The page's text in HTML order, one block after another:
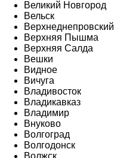
Великий Новгород
Вельск
Верхнеднепровский
Верхняя Пышма
Верхняя Салда
Вешки
Видное
Вичуга
Владивосток
Владикавказ
Владимир
Внуково
Волгоград
Волгодонск
Волжск